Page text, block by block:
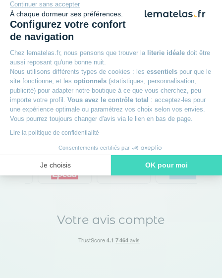
Continuer sans accepter
À chaque dormeur ses préférences.
Configurez votre confort
de navigation
Chez lematelas.fr, nous pensons que trouver la literie idéale doit être
aussi reposant qu'une bonne nuit.
Nous utilisons différents types de cookies : les essentiels pour que le
site fonctionne, et les optionnels (statistiques, personnalisation,
publicité) pour adapter notre boutique à ce que vous cherchez, peu
importe votre profil. Vous avez le contrôle total : acceptez-les pour
une expérience optimale ou paramétrez vos choix selon vos envies.
Vous pourrez toujours changer d'avis via le lien en bas de page.
Lire la politique de confidentialité
Consentements certifiés par
Je choisis OK pour moi
Axeptio consent
Plateforme de Gestion du Consentement : Personnalisez vos
En savoir +
Les marques qui
améliorent votre sommeil
Votre avis compte